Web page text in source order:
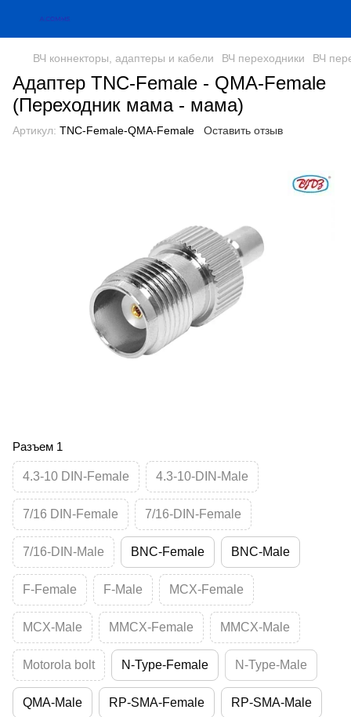
ВЧ коннекторы, адаптеры и кабели ВЧ переходники ВЧ
Адаптер TNC-Female - QMA-Female
(Переходник мама - мама)
Артикул: TNC-Female-QMA-Female Оставить отзыв
Разъем 1
4.3-10 DIN-Female 4.3-10-DIN-Male
7/16 DIN-Female 7/16-DIN-Female
7/16-DIN-Male BNC-Female BNC-Male
F-Female F-Male MCX-Female
MCX-Male MMCX-Female MMCX-Male
Motorola bolt N-Type-Female N-Type-Male
QMA-Male RP-SMA-Female RP-SMA-Male